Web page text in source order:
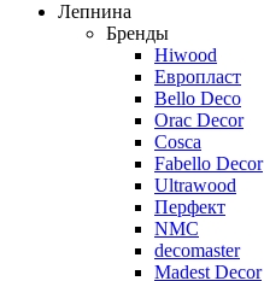
Лепнина
Бренды
Hiwood
Европласт
Bello Deco
Orac Decor
Cosca
Fabello Decor
Ultrawood
Перфект
NMC
decomaster
Madest Decor